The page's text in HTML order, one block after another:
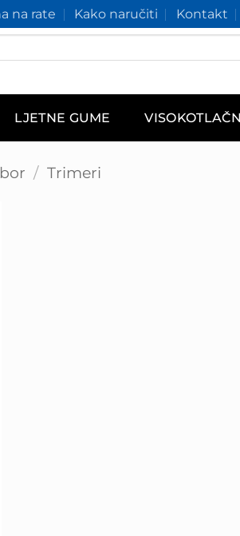
na rate Kako naručiti Kontakt
LJETNE GUME
/ Trimeri